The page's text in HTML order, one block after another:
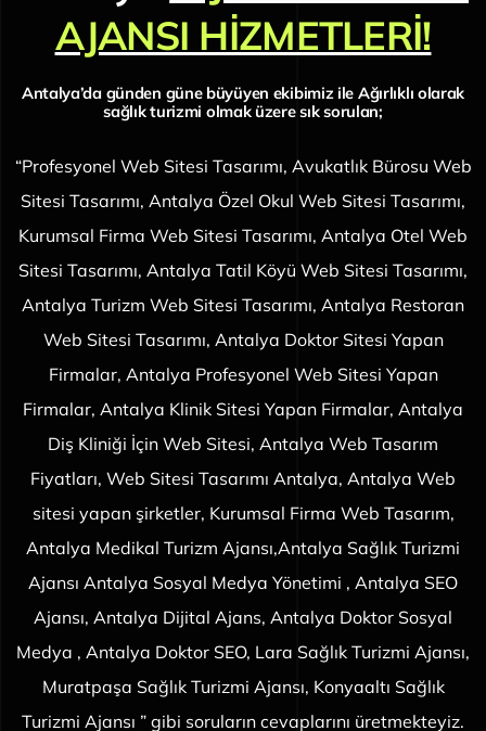
AJANSI HİZMETLERİ!
Antalya’da günden güne büyüyen ekibimiz ile Ağırlıklı olarak
sağlık turizmi olmak üzere sık sorulan;
“Profesyonel Web Sitesi Tasarımı, Avukatlık Bürosu Web
Sitesi Tasarımı, Antalya Özel Okul Web Sitesi Tasarımı,
Kurumsal Firma Web Sitesi Tasarımı, Antalya Otel Web
Sitesi Tasarımı, Antalya Tatil Köyü Web Sitesi Tasarımı,
Antalya Turizm Web Sitesi Tasarımı, Antalya Restoran
Web Sitesi Tasarımı, Antalya Doktor Sitesi Yapan
Firmalar, Antalya Profesyonel Web Sitesi Yapan
Firmalar, Antalya Klinik Sitesi Yapan Firmalar, Antalya
Diş Kliniği İçin Web Sitesi, Antalya Web Tasarım
Fiyatları, Web Sitesi Tasarımı Antalya, Antalya Web
sitesi yapan şirketler, Kurumsal Firma Web Tasarım,
Antalya Medikal Turizm Ajansı,Antalya Sağlık Turizmi
Ajansı Antalya Sosyal Medya Yönetimi , Antalya SEO
Ajansı, Antalya Dijital Ajans, Antalya Doktor Sosyal
Medya , Antalya Doktor SEO, Lara Sağlık Turizmi Ajansı,
Muratpaşa Sağlık Turizmi Ajansı, Konyaaltı Sağlık
Turizmi Ajansı ” gibi soruların cevaplarını üretmekteyiz.